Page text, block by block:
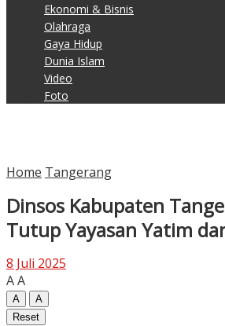
Ekonomi & Bisnis
Olahraga
Gaya Hidup
Dunia Islam
Video
Foto
Home Tangerang
Dinsos Kabupaten
Tutup Yayasan Yatim
8 Juli 2025
AA
A
A
Reset